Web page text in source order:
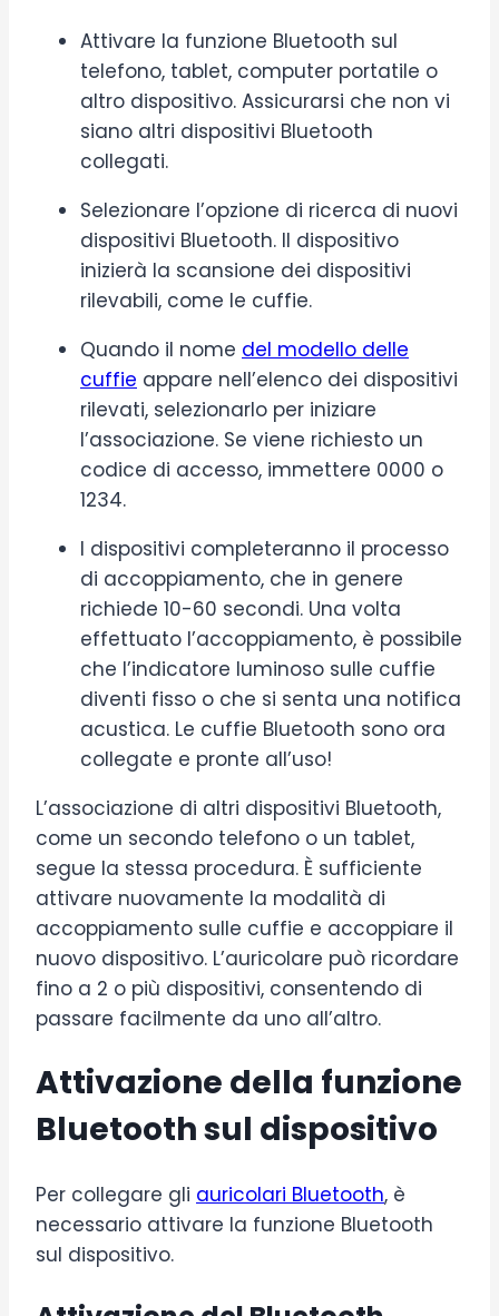
Attivare la funzione Bluetooth sul
telefono, tablet, computer portatile o
altro dispositivo. Assicurarsi che non vi
siano altri dispositivi Bluetooth
collegati.
Selezionare l’opzione di ricerca di nuovi
dispositivi Bluetooth. Il dispositivo
inizierà la scansione dei dispositivi
rilevabili, come le cuffie.
Quando il nome del modello delle
cuffie appare nell’elenco dei dispositivi
rilevati, selezionarlo per iniziare
l’associazione. Se viene richiesto un
codice di accesso, immettere 0000 o
1234.
I dispositivi completeranno il processo
di accoppiamento, che in genere
richiede 10-60 secondi. Una volta
effettuato l’accoppiamento, è possibile
che l’indicatore luminoso sulle cuffie
diventi fisso o che si senta una notifica
acustica. Le cuffie Bluetooth sono ora
collegate e pronte all’uso!
L’associazione di altri dispositivi Bluetooth,
come un secondo telefono o un tablet,
segue la stessa procedura. È sufficiente
attivare nuovamente la modalità di
accoppiamento sulle cuffie e accoppiare il
nuovo dispositivo. L’auricolare può ricordare
fino a 2 o più dispositivi, consentendo di
passare facilmente da uno all’altro.
Attivazione della funzione
Bluetooth sul dispositivo
Per collegare gli auricolari Bluetooth, è
necessario attivare la funzione Bluetooth
sul dispositivo.